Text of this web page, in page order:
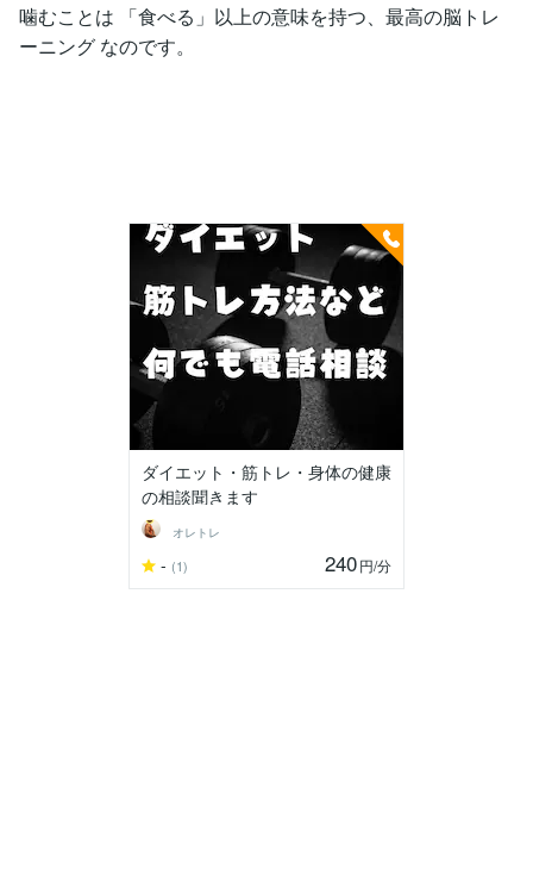
噛むことは 「食べる」以上の意味を持つ、最高の脳トレ
ーニング なのです。
ダイエット・筋トレ・身体の健康
の相談聞きます
オレトレ
- (1) 240円/分